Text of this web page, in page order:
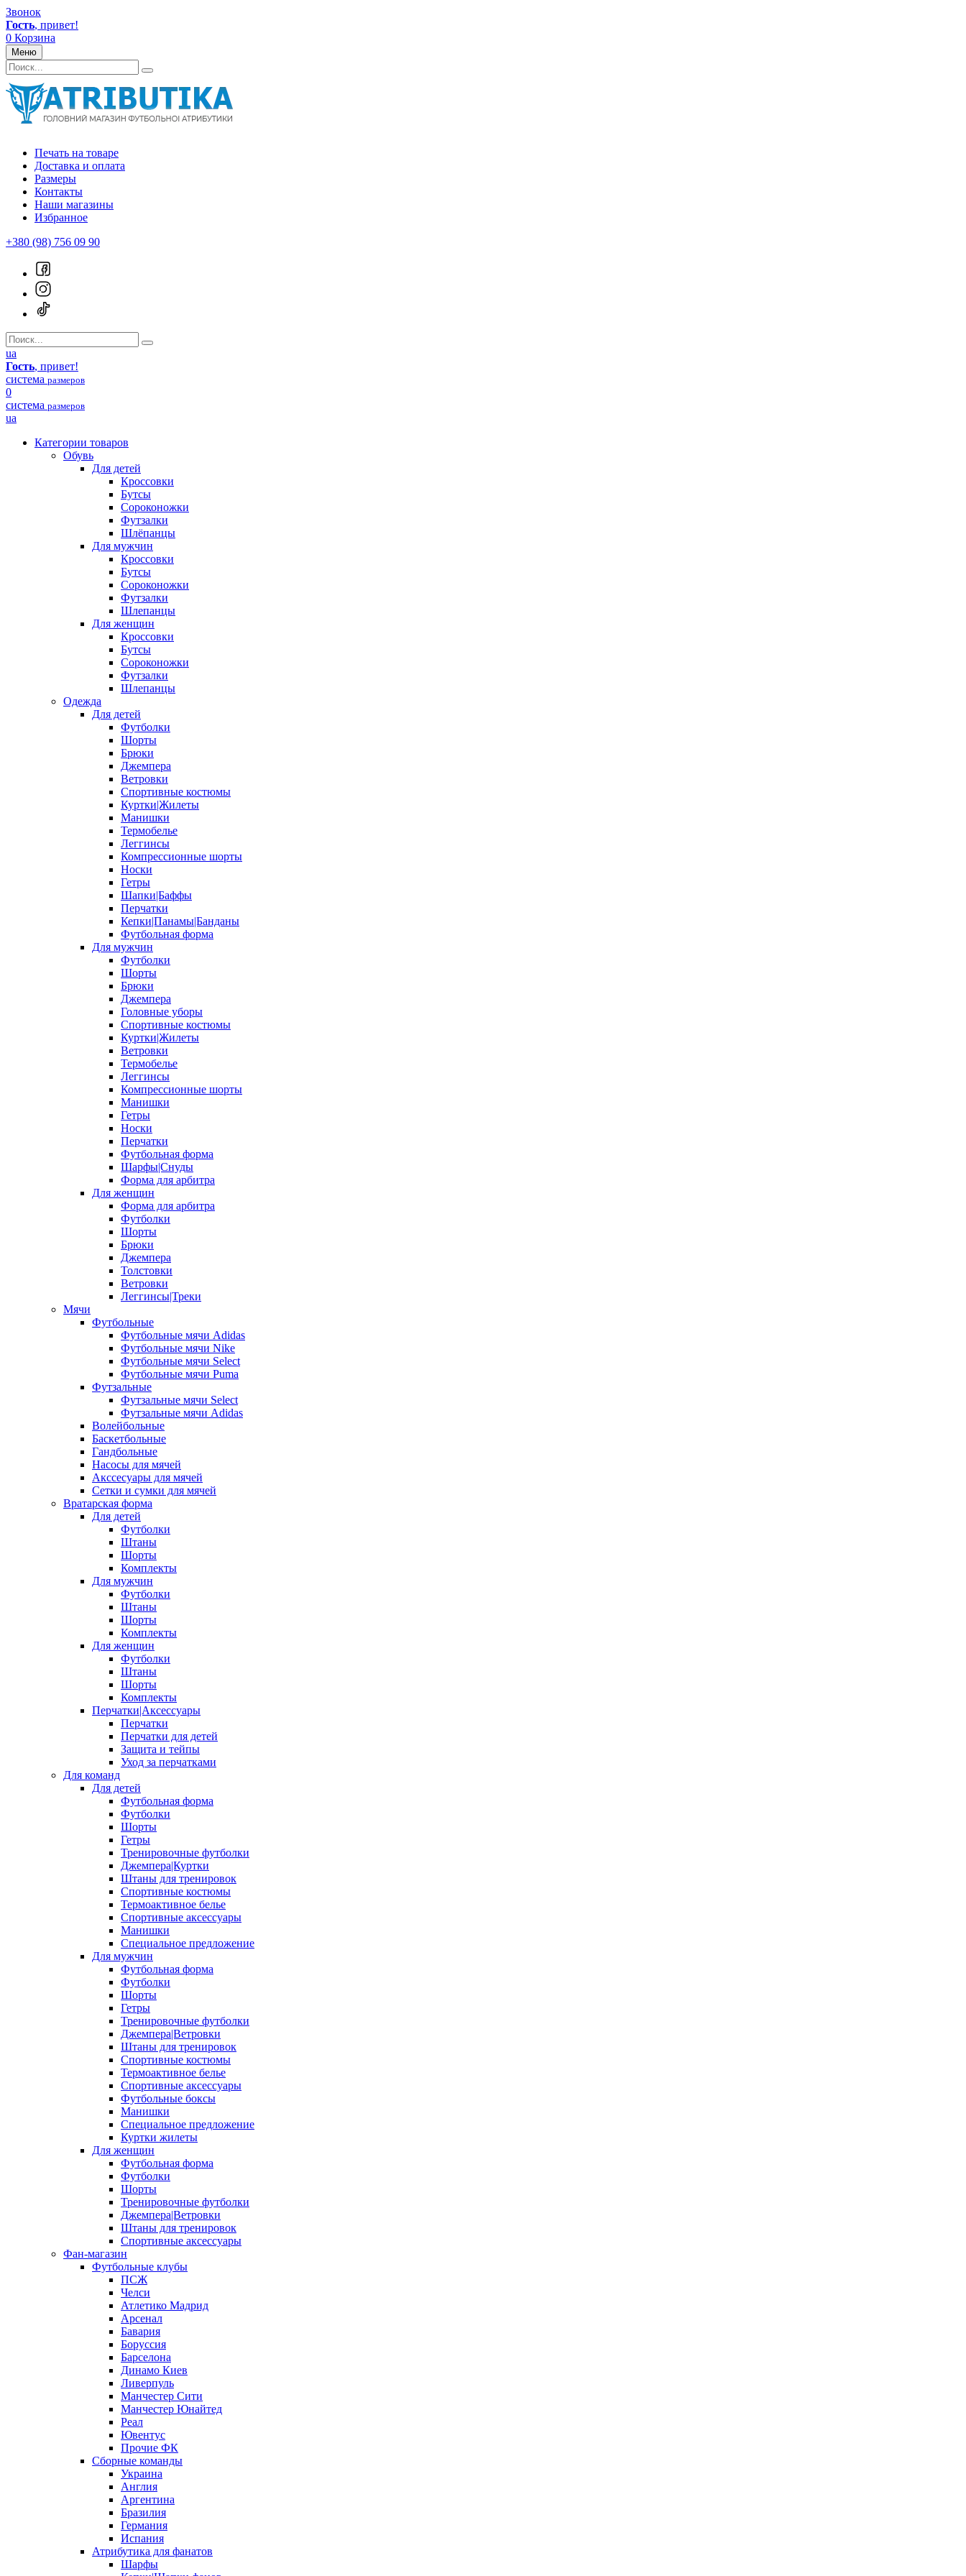
Звонок
Гость, привет!
0 Корзина
Меню
Печать на товаре
Доставка и оплата
Размеры
Контакты
Наши магазины
Избранное
+380 (98) 756 09 90
ua
Гость, привет!
система размеров
0
система размеров
ua
Категории товаров
Обувь
Для детей
Кроссовки
Бутсы
Сороконожки
Футзалки
Шлёпанцы
Для мужчин
Кроссовки
Бутсы
Сороконожки
Футзалки
Шлепанцы
Для женщин
Кроссовки
Бутсы
Сороконожки
Футзалки
Шлепанцы
Одежда
Для детей
Футболки
Шорты
Брюки
Джемпера
Ветровки
Спортивные костюмы
Куртки|Жилеты
Манишки
Термобелье
Леггинсы
Компрессионные шорты
Носки
Гетры
Шапки|Баффы
Перчатки
Кепки|Панамы|Банданы
Футбольная форма
Для мужчин
Футболки
Шорты
Брюки
Джемпера
Головные уборы
Спортивные костюмы
Куртки|Жилеты
Ветровки
Термобелье
Леггинсы
Компрессионные шорты
Манишки
Гетры
Носки
Перчатки
Футбольная форма
Шарфы|Снуды
Форма для арбитра
Для женщин
Форма для арбитра
Футболки
Шорты
Брюки
Джемпера
Толстовки
Ветровки
Леггинсы|Треки
Мячи
Футбольные
Футбольные мячи Adidas
Футбольные мячи Nike
Футбольные мячи Select
Футбольные мячи Puma
Футзальные
Футзальные мячи Select
Футзальные мячи Adidas
Волейбольные
Баскетбольные
Гандбольные
Насосы для мячей
Акссесуары для мячей
Сетки и сумки для мячей
Вратарская форма
Для детей
Футболки
Штаны
Шорты
Комплекты
Для мужчин
Футболки
Штаны
Шорты
Комплекты
Для женщин
Футболки
Штаны
Шорты
Комплекты
Перчатки|Аксессуары
Перчатки
Перчатки для детей
Защита и тейпы
Уход за перчатками
Для команд
Для детей
Футбольная форма
Футболки
Шорты
Гетры
Тренировочные футболки
Джемпера|Куртки
Штаны для тренировок
Спортивные костюмы
Термоактивное белье
Спортивные аксессуары
Манишки
Специальное предложение
Для мужчин
Футбольная форма
Футболки
Шорты
Гетры
Тренировочные футболки
Джемпера|Ветровки
Штаны для тренировок
Спортивные костюмы
Термоактивное белье
Спортивные аксессуары
Футбольные боксы
Манишки
Специальное предложение
Куртки жилеты
Для женщин
Футбольная форма
Футболки
Шорты
Тренировочные футболки
Джемпера|Ветровки
Штаны для тренировок
Спортивные аксессуары
Фан-магазин
Футбольные клубы
ПСЖ
Челси
Атлетико Мадрид
Арсенал
Бавария
Боруссия
Барселона
Динамо Киев
Ливерпуль
Манчестер Сити
Манчестер Юнайтед
Реал
Ювентус
Прочие ФК
Сборные команды
Украина
Англия
Аргентина
Бразилия
Германия
Испания
Атрибутика для фанатов
Шарфы